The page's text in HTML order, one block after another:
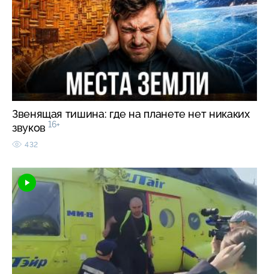
Звенящая тишина: где на планете нет никаких
звуков 16+
432